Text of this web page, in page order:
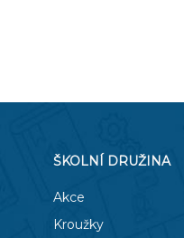
ŠKOLNÍ DRUŽINA
Akce
Kroužky